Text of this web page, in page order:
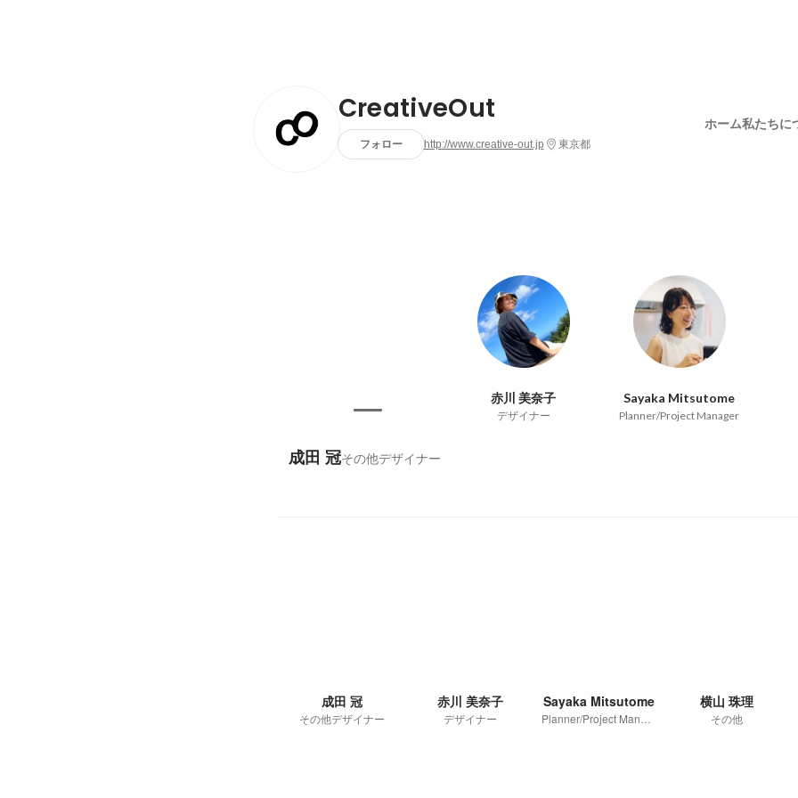
CreativeOut
フォロー http://www.creative-out.jp 東京都
ホーム私たちに
赤川 美奈子
デザイナー
Sayaka Mitsutome
Planner/Project Manager
成田 冠その他デザイナー
成田 冠
その他デザイナー
赤川 美奈子
デザイナー
Sayaka Mitsutome 横山 珠理
その他